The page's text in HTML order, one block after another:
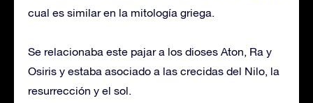
cual es similar en la mitología griega.
Se relacionaba este pajar a los dioses Aton, Ra y
Osiris y estaba asociado a las crecidas del Nilo, la
resurrección y el sol.